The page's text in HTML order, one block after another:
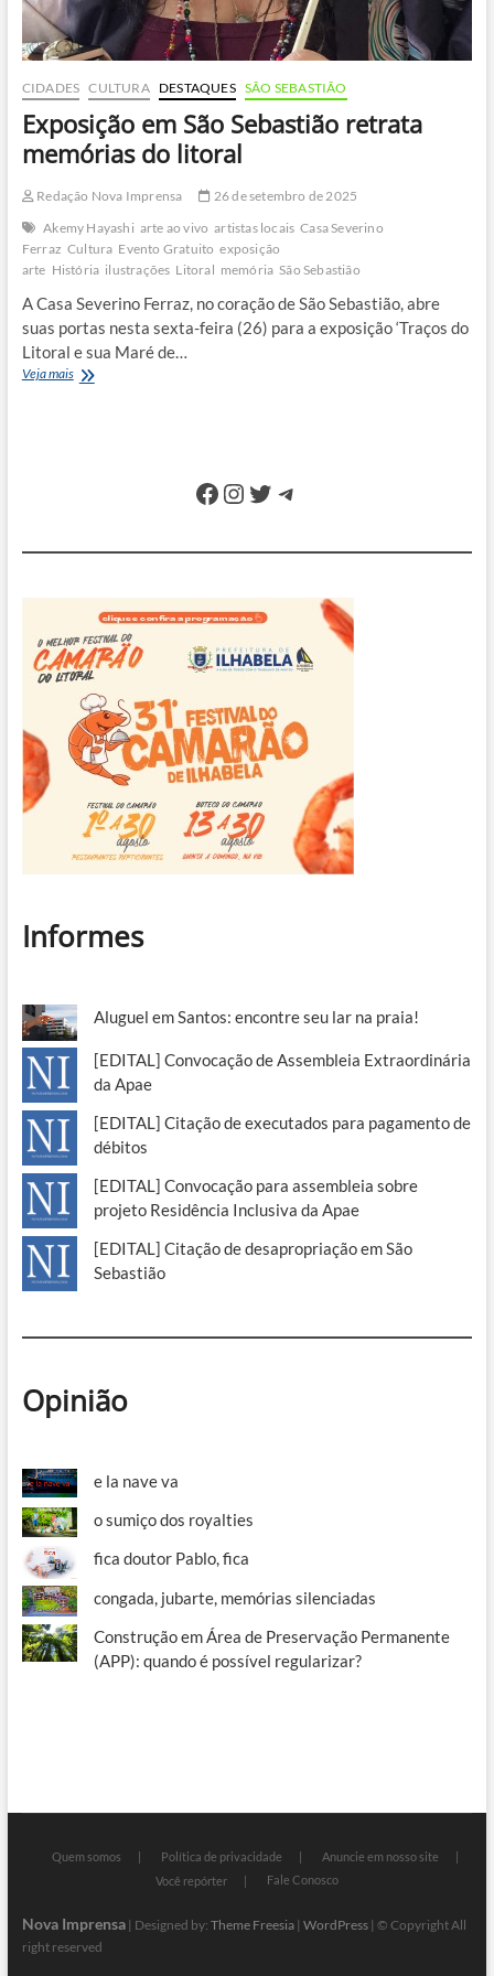
CIDADES CULTURA DESTAQUES SÃO SEBASTIÃO
Exposição em São Sebastião retrata
memórias do litoral
Redação Nova Imprensa
26 de setembro de 2025
Akemy Hayashi arte ao vivo artistas locais Casa Severino
Ferraz Cultura Evento Gratuito exposição
arte História ilustrações Litoral memória São Sebastião
A Casa Severino Ferraz, no coração de São Sebastião, abre
suas portas nesta sexta-feira (26) para a exposição ‘Traços do
Litoral e sua Maré de…
Veja maisExposição
Facebook
Instagram
Twitter
Telegram
Informes
Aluguel em Santos: encontre seu lar na praia!
[EDITAL] Convocação de Assembleia Extraordinária
da Apae
[EDITAL] Citação de executados para pagamento de
débitos
[EDITAL] Convocação para assembleia sobre
projeto Residência Inclusiva da Apae
[EDITAL] Citação de desapropriação em São
Sebastião
Opinião
e la nave va
o sumiço dos royalties
fica doutor Pablo, fica
congada, jubarte, memórias silenciadas
Construção em Área de Preservação Permanente
(APP): quando é possível regularizar?
Quem somos Política de privacidade
Anuncie em nosso site
Você repórter
Fale Conosco
Nova Imprensa| Designed by: Theme Freesia| WordPress| © Copyright All
right reserved